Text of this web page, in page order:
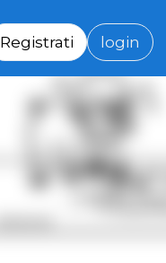
Registrati login